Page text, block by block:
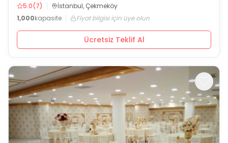
5.0(7)
İstanbul, Çekmeköy
1,000kapasite Fiyat bilgisi için üye olun
Ücretsiz Teklif Al